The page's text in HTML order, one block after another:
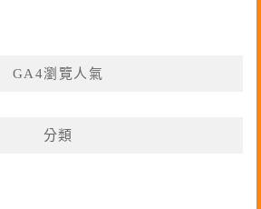
GA4瀏覽人氣
分類